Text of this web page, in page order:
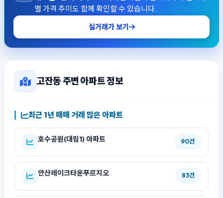
별 가격 추이도 함께 확인할 수 있습니다.
실거래가 보기
고잔동 주변 아파트 정보
최근 1년 매매 거래 많은 아파트
호수공원(대림1) 아파트 90건
안산레이크타운푸르지오 83건